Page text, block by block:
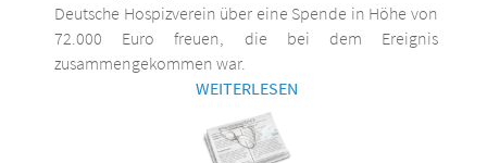
Deutsche Hospizverein über eine Spende in Höhe von
72.000 Euro freuen, die bei dem Ereignis
zusammengekommen war.
WEITERLESEN